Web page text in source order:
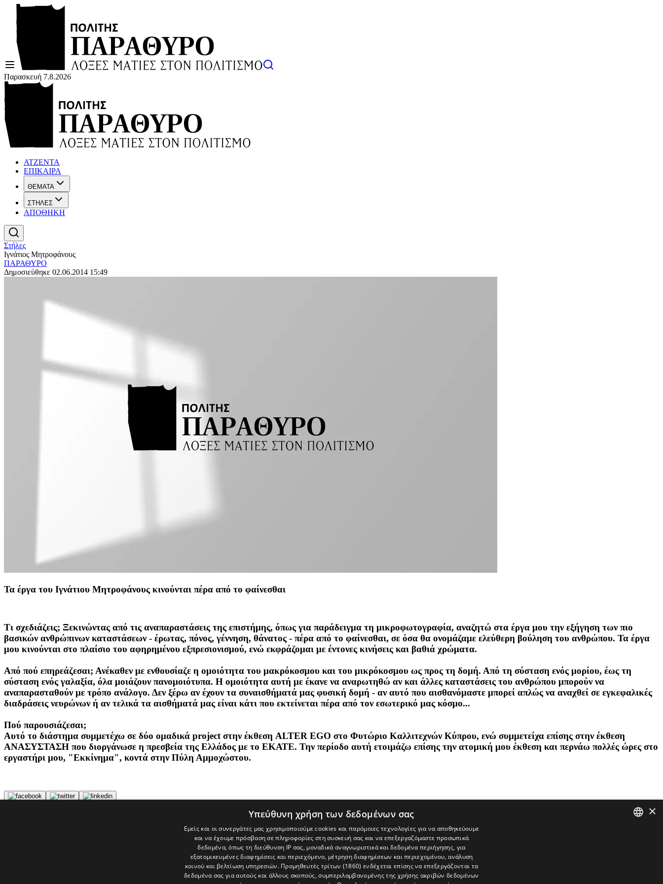
Παρασκευή 7.8.2026
ΑΤΖΕΝΤΑ
ΕΠΙΚΑΙΡΑ
ΘΕΜΑΤΑ
ΣΤΗΛΕΣ
ΑΠΟΘΗΚΗ
Στήλες
Ιγνάτιος Μητροφάνους
ΠΑΡΑΘΥΡΟ
Δημοσιεύθηκε 02.06.2014 15:49
Τα έργα του Ιγνάτιου Μητροφάνους κινούνται πέρα από το φαίνεσθαι
Τι σχεδιάζεις; Ξεκινώντας από τις αναπαραστάσεις της επιστήμης, όπως για παράδειγμα τη μικροφωτογραφία, αναζητώ στα έργα μου την εξήγηση των πιο
βασικών ανθρώπινων καταστάσεων - έρωτας, πόνος, γέννηση, θάνατος - πέρα από το φαίνεσθαι, σε όσα θα ονομάζαμε ελεύθερη βούληση του ανθρώπου. Τα έργα
μου κινούνται στο πλαίσιο του αφηρημένου εξπρεσιονισμού, ενώ εκφράζομαι με έντονες κινήσεις και βαθιά χρώματα.
Από πού επηρεάζεσαι; Ανέκαθεν με ενθουσίαζε η ομοιότητα του μακρόκοσμου και του μικρόκοσμου ως προς τη δομή. Από τη σύσταση ενός μορίου, έως τη
σύσταση ενός γαλαξία, όλα μοιάζουν πανομοιότυπα. Η ομοιότητα αυτή με έκανε να αναρωτηθώ αν και άλλες καταστάσεις του ανθρώπου μπορούν να
αναπαρασταθούν με τρόπο ανάλογο. Δεν ξέρω αν έχουν τα συναισθήματά μας φυσική δομή - αν αυτό που αισθανόμαστε μπορεί απλώς να αναχθεί σε εγκεφαλικές
διαδράσεις νευρώνων ή αν τελικά τα αισθήματά μας είναι κάτι που εκτείνεται πέρα από τον εσωτερικό μας κόσμο...
Πού παρουσιάζεσαι;
Αυτό το διάστημα συμμετέχω σε δύο ομαδικά project στην έκθεση ALTER EGO στο Φυτώριο Καλλιτεχνών Κύπρου, ενώ συμμετείχα επίσης στην έκθεση
ΑΝΑΣΥΣΤΑΣΗ που διοργάνωσε η πρεσβεία της Ελλάδος με το ΕΚΑΤΕ. Την περίοδο αυτή ετοιμάζω επίσης την ατομική μου έκθεση και περνάω πολλές ώρες στο
εργαστήρι μου, "Εκκίνημα", κοντά στην Πύλη Αμμοχώστου.
×
Υπεύθυνη χρήση των δεδομένων σας
Εμείς και οι συνεργάτες μας χρησιμοποιούμε cookies και παρόμοιες τεχνολογίες για να αποθηκεύουμε
και να έχουμε πρόσβαση σε πληροφορίες στη συσκευή σας και να επεξεργαζόμαστε προσωπικά
δεδομένα, όπως τη διεύθυνση IP σας, μοναδικά αναγνωριστικά και δεδομένα περιήγησης, για
εξατομικευμένες διαφημίσεις και περιεχόμενο, μέτρηση διαφημίσεων και περιεχομένου, ανάλυση
κοινού και βελτίωση υπηρεσιών. Προμηθευτές τρίτων (1860) ενδέχεται επίσης να επεξεργάζονται τα
δεδομένα σας για αυτούς και άλλους σκοπούς, συμπεριλαμβανομένης της χρήσης ακριβών δεδομένων